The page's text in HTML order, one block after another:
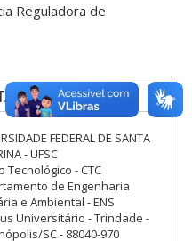
Reguladora de
FEDERAL DE SANTA
- UFSC
Tecnológico - CTC
de Engenharia
e Ambiental - ENS
Universitário - Trindade -
SC - 88040-970